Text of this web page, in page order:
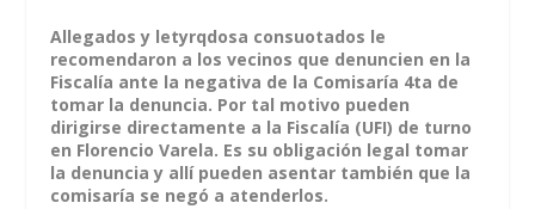
Allegados y letyrqdosa consuotados le
recomendaron a los vecinos que denuncien en la
Fiscalía ante la negativa de la Comisaría 4ta de
tomar la denuncia. Por tal motivo pueden
dirigirse directamente a la Fiscalía (UFI) de turno
en Florencio Varela. Es su obligación legal tomar
la denuncia y allí pueden asentar también que la
comisaría se negó a atenderlos.